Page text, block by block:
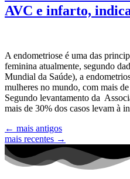
AVC e infarto,
A endometriose é uma das
feminina atualmente, segundo
Mundial da Saúde), a
mulheres no mundo, com mais
Segundo levantamento da
mais de 30% dos casos levam
← mais antigos
mais recentes →